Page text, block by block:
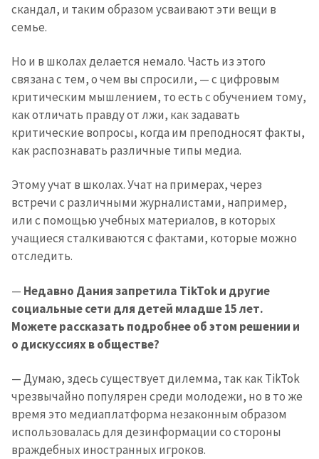
скандал, и таким образом усваивают эти вещи в
семье.
Но и в школах делается немало. Часть из этого
связана с тем, о чем вы спросили, — с цифровым
критическим мышлением, то есть с обучением тому,
как отличать правду от лжи, как задавать
критические вопросы, когда им преподносят факты,
как распознавать различные типы медиа.
Этому учат в школах. Учат на примерах, через
встречи с различными журналистами, например,
или с помощью учебных материалов, в которых
учащиеся сталкиваются с фактами, которые можно
отследить.
— Недавно Дания запретила TikTok и другие
социальные сети для детей младше 15 лет.
Можете рассказать подробнее об этом решении и
о дискуссиях в обществе?
— Думаю, здесь существует дилемма, так как TikTok
чрезвычайно популярен среди молодежи, но в то же
время это медиаплатформа незаконным образом
использовалась для дезинформации со стороны
враждебных иностранных игроков.